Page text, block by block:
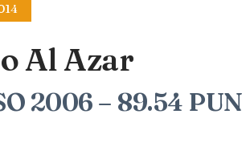
Al Azar
2006 – 89.54